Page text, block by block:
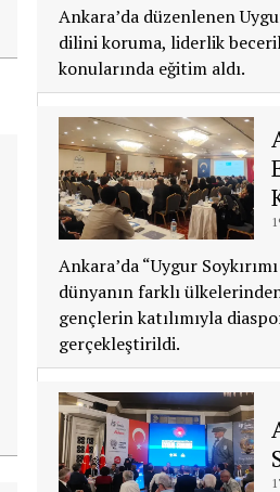
Ankara’da düzenlenen
dilini koruma, liderlik
konularında eğitim aldı.
Ankara’da “Uygur
dünyanın farklı
gençlerin katılımıyla
gerçekleştirildi.